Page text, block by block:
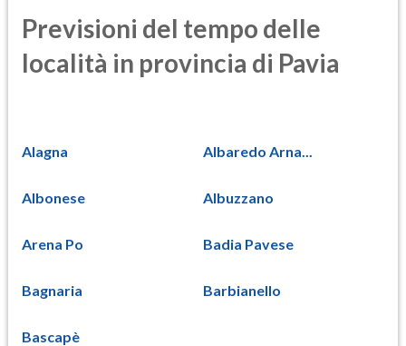
Previsioni del tempo delle
località in provincia di Pavia
Alagna Albaredo Arna...
Albonese Albuzzano
Arena Po Badia Pavese
Bagnaria Barbianello
Bascapè